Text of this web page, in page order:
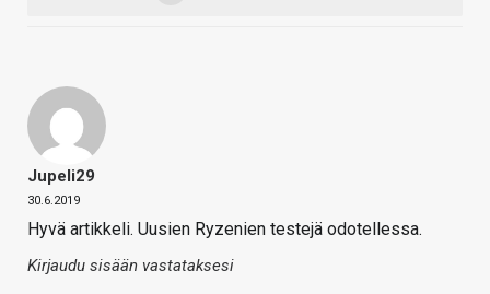
Jupeli29
30.6.2019
Hyvä artikkeli. Uusien Ryzenien testejä odotellessa.
Kirjaudu sisään vastataksesi